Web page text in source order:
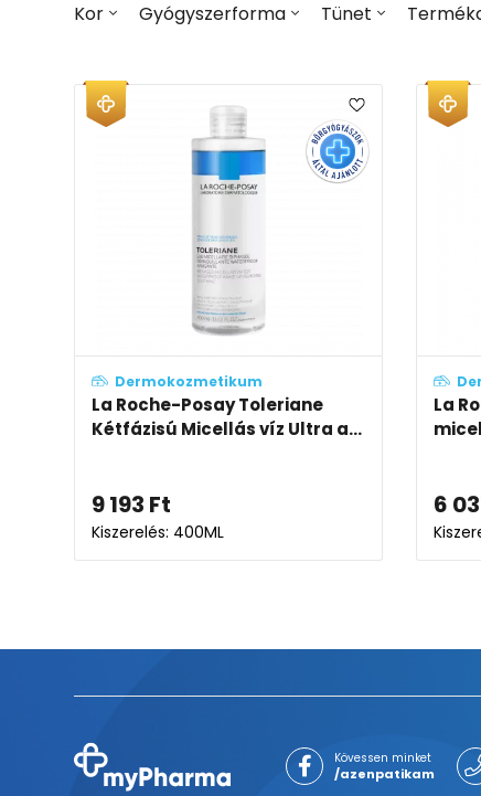
Kor Gyógyszerforma Tünet
Dermokozmetikum
La Roche-Posay Toleriane
Kétfázisú Micellás víz Ultra a...
9 193 Ft
Kiszerelés: 400ML
La
6
Kövessen minket
/azenpatikam